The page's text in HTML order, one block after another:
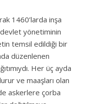
1460’larda inşa
yönetiminin
temsil edildiği bir
düzenlenen
Her üç ayda
ve maaşları olan
askerlere çorba